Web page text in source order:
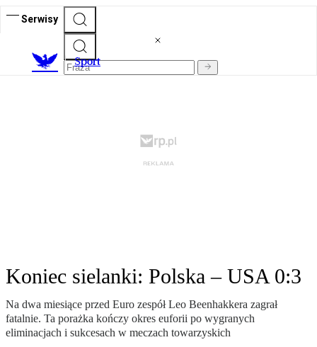
Serwisy
Sport
Koniec sielanki: Polska – USA 0:3
Na dwa miesiące przed Euro zespół Leo Beenhakkera zagrał
fatalnie. Ta porażka kończy okres euforii po wygranych
eliminacjach i sukcesach w meczach towarzyskich